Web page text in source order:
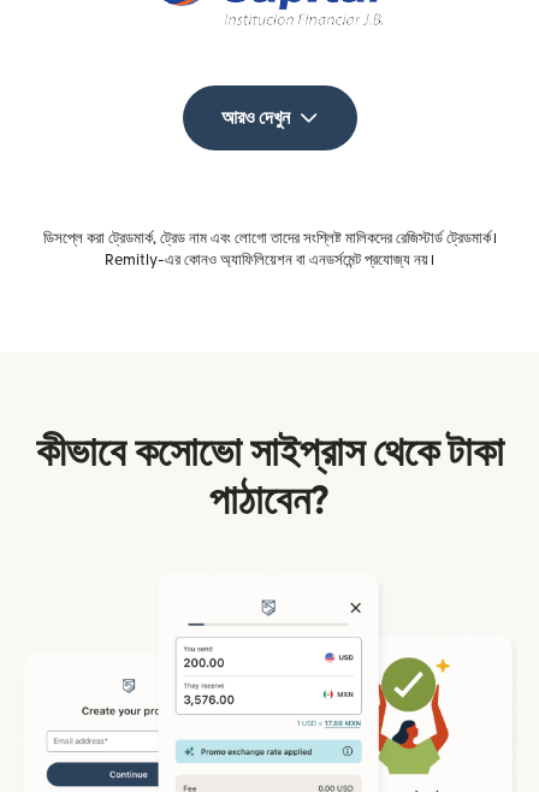
আরও দেখুন
ডিসপ্লে করা ট্রেডমার্ক, ট্রেড নাম এবং লোগো তাদের সংশ্লিষ্ট মালিকদের রেজিস্টার্ড ট্রেডমার্ক।
Remitly-এর কোনও অ্যাফিলিয়েশন বা এনডর্সমেন্ট প্রযোজ্য নয়।
কীভাবে কসোভো সাইপ্রাস থেকে টাকা
পাঠাবেন?